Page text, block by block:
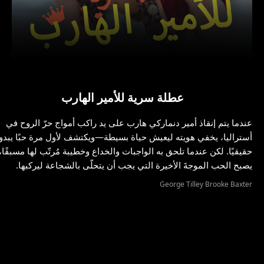
عطلة سرية للأمير الهارب
عندما يتم إنقاذ أمير دنماركي هارب على يد راكب أمواج حرّ الروح في
أستراليا، يخفي هويته ليعيش حياة بسيطة—ويكتشف لأول مرة حبًا
حقيقيًا. لكن عندما تلحق به الواجبات والخداع وخطيبة مُرتّب لها
يصبح الحب الموجةَ الأخيرة التي يجب أن يتحلّى بالشجاعة ليركبها.
George Tilley Brooke Baxter